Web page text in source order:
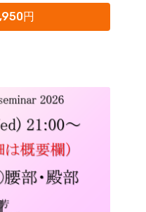
で
)までご
第5回は股関節①：外
円